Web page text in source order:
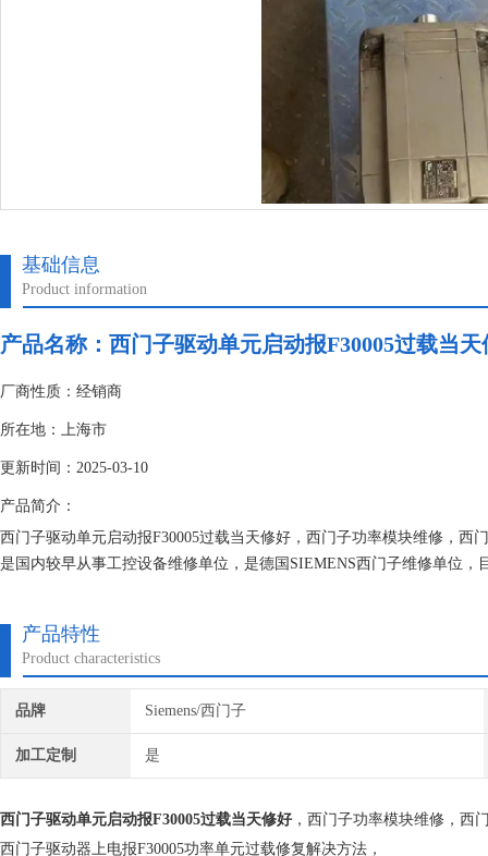
基础信息
Product information
产品名称： 西门子驱动单元启动报F30005过载当天
厂商性质：经销商
所在地：上海市
更新时间：2025-03-10
产品简介：
西门子驱动单元启动报F30005过载当天修好，西门子功率模块维修，
是国内较早从事工控设备维修单位，是德国SIEMENS西门子维修单位
产品特性
Product characteristics
品牌 Siemens/西门子
加工定制 是
西门子驱动单元启动报F30005过载当天修好 ，西门子功率模块维修，西
西门子驱动器上电报F30005功率单元过载修复解决方法，